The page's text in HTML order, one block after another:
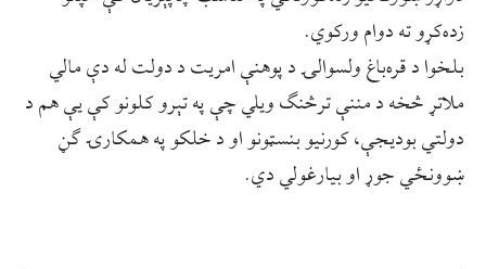
زده‌کړو ته دوام ورکوي.
بلخوا د قره‌باغ ولسوالۍ د پوهنې امریت د دولت له دې مالي
ملاتړ څخه د مننې ترڅنګ ویلي چې په تېرو کلونو کې یې هم د
دولتي بودیجې، کورنیو بنسټونو او د خلکو په همکارۍ ګڼ
ښوونځي جوړ او بیارغولي دي.